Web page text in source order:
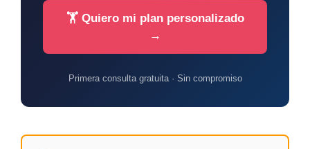
🏋️ Quiero mi plan personalizado
→
Primera consulta gratuita · Sin compromiso